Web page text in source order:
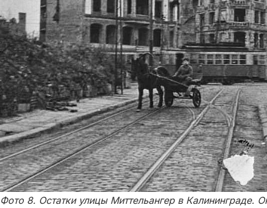
Фото 8. Остатки улицы Миттельангер в Калининграде.